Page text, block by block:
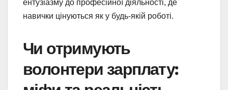
ентузіазму до професійної діяльності, де
навички цінуються як у будь-якій роботі.
Чи отримують
волонтери зарплату: